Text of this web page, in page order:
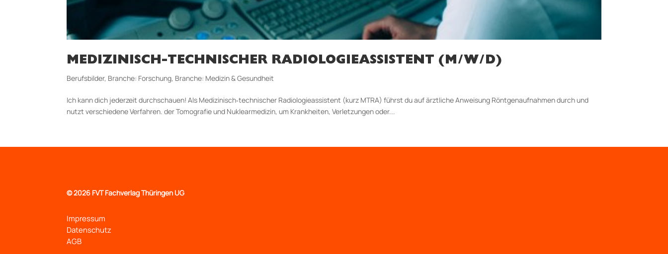
MEDIZINISCH-TECHNISCHER RADIOLOGIEASSISTENT (M/W/D)
Berufsbilder, Branche: Forschung, Branche: Medizin & Gesundheit
Ich kann dich jederzeit durchschauen! Als Medizinisch‐technischer Radiologieassistent (kurz MTRA) führst du auf ärztliche Anweisung Röntgenaufnahmen durch und
nutzt verschiedene Verfahren. der Tomografie und Nuklearmedizin, um Krankheiten, Verletzungen oder...
©2026 FVT Fachverlag Thüringen UG
Impressum
Datenschutz
AGB